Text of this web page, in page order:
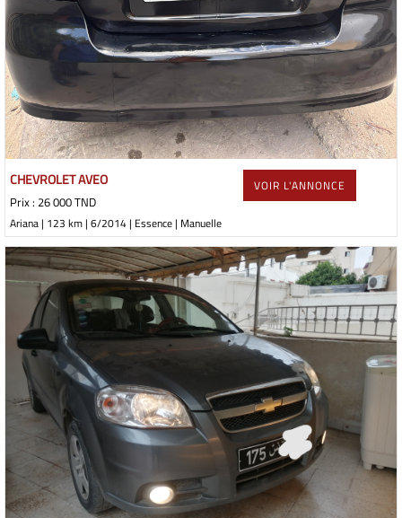
CHEVROLET AVEO
Prix : 26 000 TND
Ariana | 123 km | 6/2014 | Essence | Manuelle
VOIR L'ANNONCE